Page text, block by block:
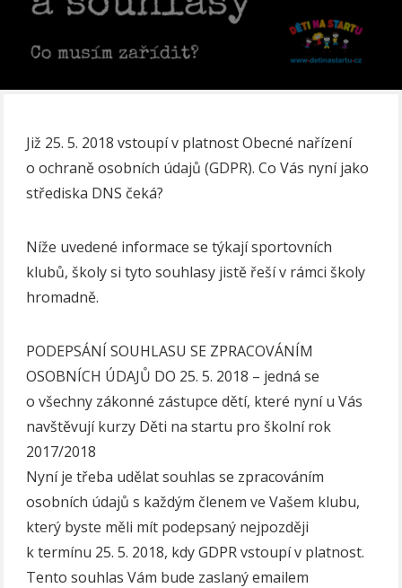
Již 25. 5. 2018 vstoupí v platnost Obecné nařízení
o ochraně osobních údajů (GDPR). Co Vás nyní jako
střediska DNS čeká?
Níže uvedené informace se týkají sportovních
klubů, školy si tyto souhlasy jistě řeší v rámci školy
hromadně.
PODEPSÁNÍ SOUHLASU SE ZPRACOVÁNÍM
OSOBNÍCH ÚDAJŮ DO 25. 5. 2018 – jedná se
o všechny zákonné zástupce dětí, které nyní u Vás
navštěvují kurzy Děti na startu pro školní rok
2017/2018
Nyní je třeba udělat souhlas se zpracováním
osobních údajů s každým členem ve Vašem klubu,
který byste měli mít podepsaný nejpozději
k termínu 25. 5. 2018, kdy GDPR vstoupí v platnost.
Tento souhlas Vám bude zaslaný emailem